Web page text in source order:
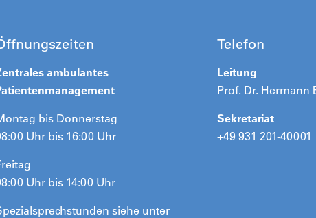
ambulantes
bis Donnerstag
Uhr bis 16:00 Uhr
Uhr bis 14:00 Uhr
siehe unter
Telefon
Leitung
Prof. Dr. Hermann
Sekretariat
+49 931 201-40001